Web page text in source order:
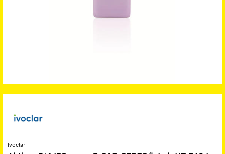
Ivoclar